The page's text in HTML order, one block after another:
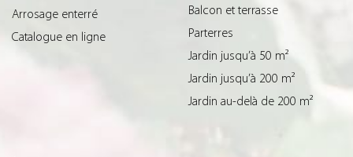
Arrosage enterré
Catalogue en ligne
Balcon et terrasse
Parterres
Jardin jusqu’à 50 m²
Jardin jusqu’à 200 m²
Jardin au-delà de 200 m²